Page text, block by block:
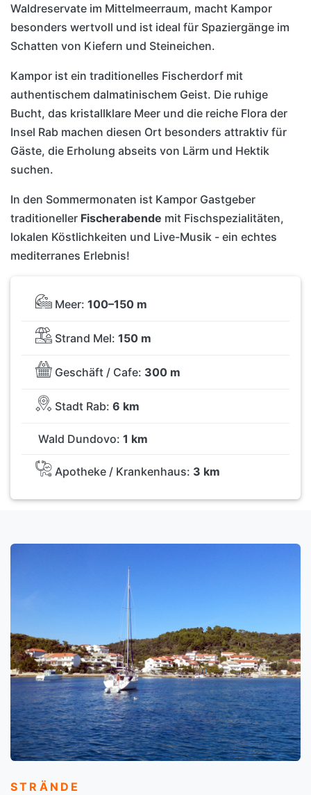
Waldreservate im Mittelmeerraum, macht Kampor
besonders wertvoll und ist ideal für Spaziergänge im
Schatten von Kiefern und Steineichen.
Kampor ist ein traditionelles Fischerdorf mit
authentischem dalmatinischem Geist. Die ruhige
Bucht, das kristallklare Meer und die reiche Flora der
Insel Rab machen diesen Ort besonders attraktiv für
Gäste, die Erholung abseits von Lärm und Hektik
suchen.
In den Sommermonaten ist Kampor Gastgeber
traditioneller Fischerabende mit Fischspezialitäten,
lokalen Köstlichkeiten und Live-Musik - ein echtes
mediterranes Erlebnis!
Meer: 100–150 m
Strand Mel: 150 m
Geschäft / Cafe: 300 m
Stadt Rab: 6 km
Wald Dundovo: 1 km
Apotheke / Krankenhaus: 3 km
STRÄNDE